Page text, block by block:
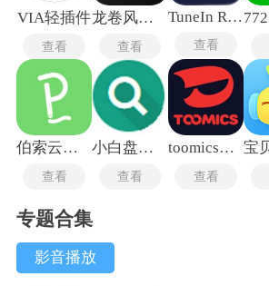
VIA轻插件
查看
龙卷风收音机纯净版
查看
TuneIn Radio
查看
伯索云学堂
查看
小白盘安卓版
查看
toomics玩漫
查看
专题合集
影音播放